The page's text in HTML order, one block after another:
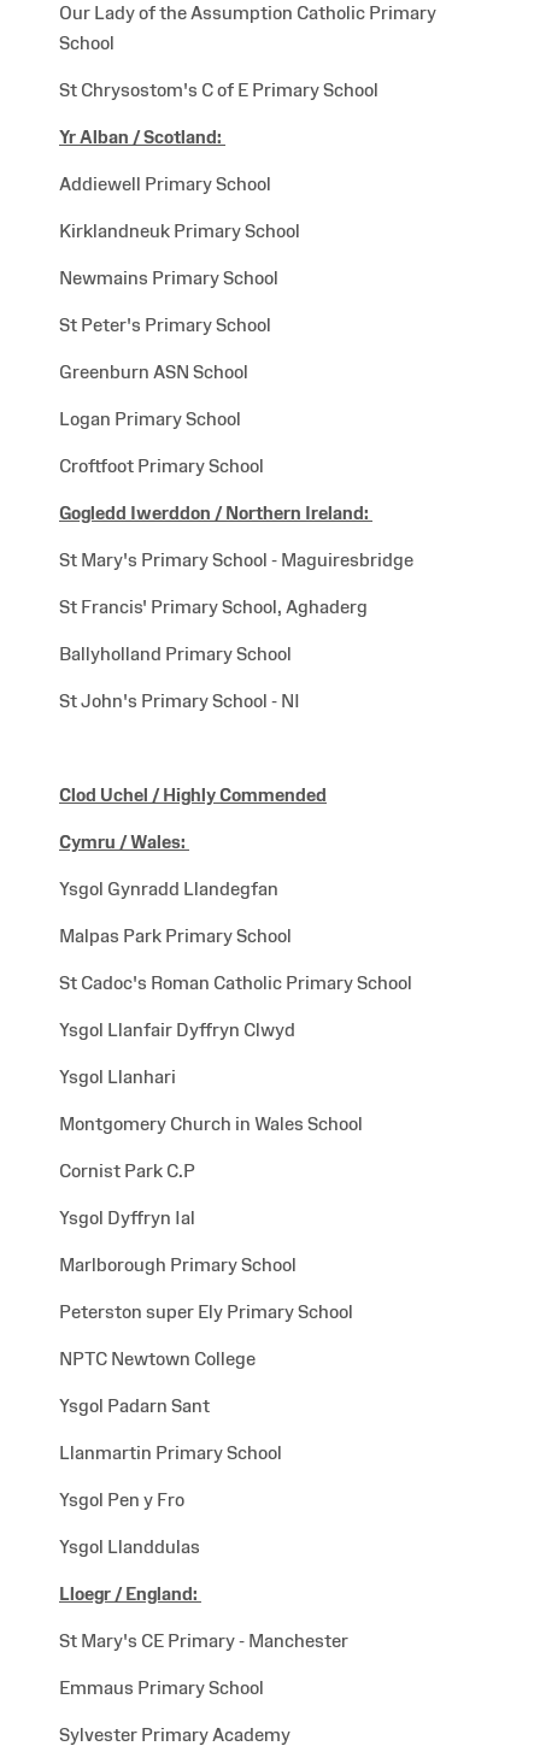
Our Lady of the Assumption Catholic Primary
School
St Chrysostom's C of E Primary School
Yr Alban /Scotland:
Addiewell Primary School
Kirklandneuk Primary School
Newmains Primary School
St Peter's Primary School
Greenburn ASN School
Logan Primary School
Croftfoot Primary School
Gogledd Iwerddon /Northern Ireland:
St Mary's Primary School - Maguiresbridge
St Francis' Primary School, Aghaderg
Ballyholland Primary School
St John's Primary School - NI
Clod Uchel / Highly Commended
Cymru / Wales:
Ysgol Gynradd Llandegfan
Malpas Park Primary School
St Cadoc's Roman Catholic Primary School
Ysgol Llanfair Dyffryn Clwyd
Ysgol Llanhari
Montgomery Church in Wales School
Cornist Park C.P
Ysgol Dyffryn Ial
Marlborough Primary School
Peterston super Ely Primary School
NPTC Newtown College
Ysgol Padarn Sant
Llanmartin Primary School
Ysgol Pen y Fro
Ysgol Llanddulas
Lloegr /England:
St Mary's CE Primary - Manchester
Emmaus Primary School
Sylvester Primary Academy